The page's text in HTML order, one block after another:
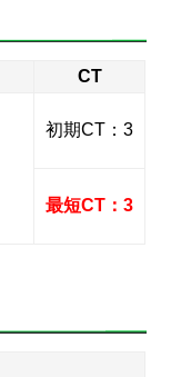
CT
初期CT：3
最短CT：3